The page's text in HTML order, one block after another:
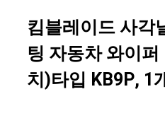
킴블레이드 사각
팅 자동차 와이
치)타입 KB9P, 1